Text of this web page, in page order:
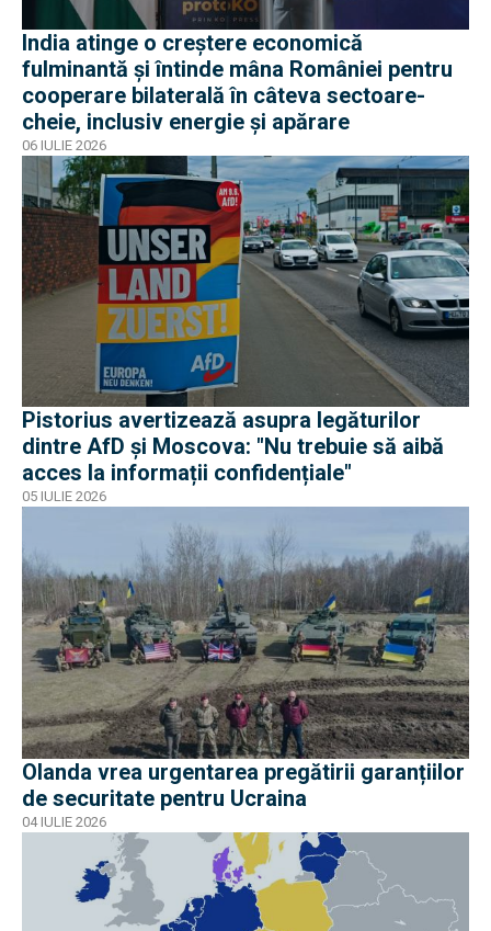
India atinge o creștere economică
fulminantă și întinde mâna României pentru
cooperare bilaterală în câteva sectoare-
cheie, inclusiv energie și apărare
06 IULIE 2026
Pistorius avertizează asupra legăturilor
dintre AfD și Moscova: "Nu trebuie să aibă
acces la informații confidențiale"
05 IULIE 2026
Olanda vrea urgentarea pregătirii garanțiilor
de securitate pentru Ucraina
04 IULIE 2026